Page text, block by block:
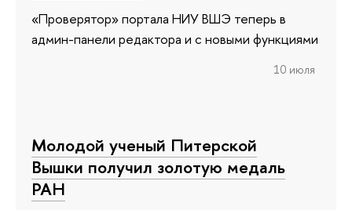
«Проверятор» портала НИУ ВШЭ теперь в
админ-панели редактора и с новыми функциями
10 июля
Молодой ученый Питерской
Вышки получил золотую медаль
РАН